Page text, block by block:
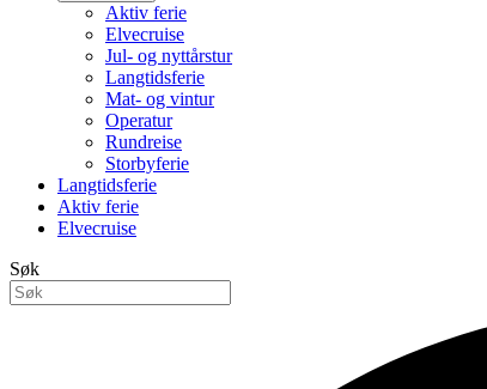
Aktiv ferie
Elvecruise
Jul- og nyttårstur
Langtidsferie
Mat- og vintur
Operatur
Rundreise
Storbyferie
Langtidsferie
Aktiv ferie
Elvecruise
Søk